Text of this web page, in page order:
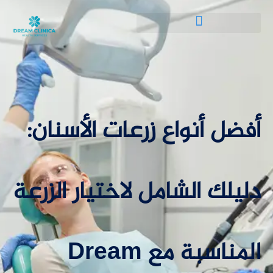
أفضل أنواع زرعات الأسنان:
دليلك الشامل لاختيار الزرعة
المناسبة مع Dream